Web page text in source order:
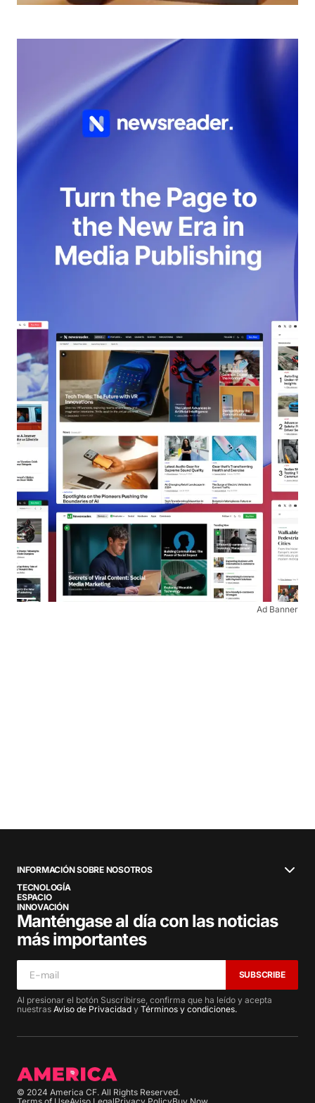
Ad Banner
INFORMACIÓN SOBRE NOSOTROS
TECNOLOGÍA
ESPACIO
INNOVACIÓN
Manténgase al día con las noticias
más importantes
SUBSCRIBE
Al presionar el botón Suscribirse, confirma que ha leído y acepta
nuestras Aviso de Privacidad y Términos y condiciones.
© 2024 America CF. All Rights Reserved.